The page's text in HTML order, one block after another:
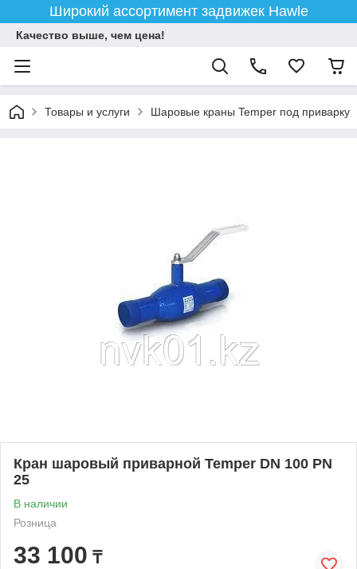
Широкий ассортимент задвижек Hawle
Качество выше, чем цена!
Товары и услуги Шаровые краны Temper под приварку
Кран шаровый приварной Temper DN 100 PN
25
В наличии
Розница
33 100 ₸